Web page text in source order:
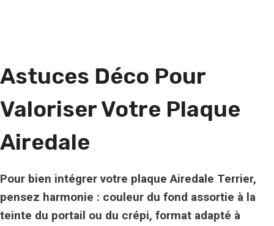
Astuces Déco Pour
Valoriser Votre Plaque
Airedale
Pour bien intégrer votre plaque Airedale Terrier,
pensez harmonie : couleur du fond assortie à la
teinte du portail ou du crépi, format adapté à